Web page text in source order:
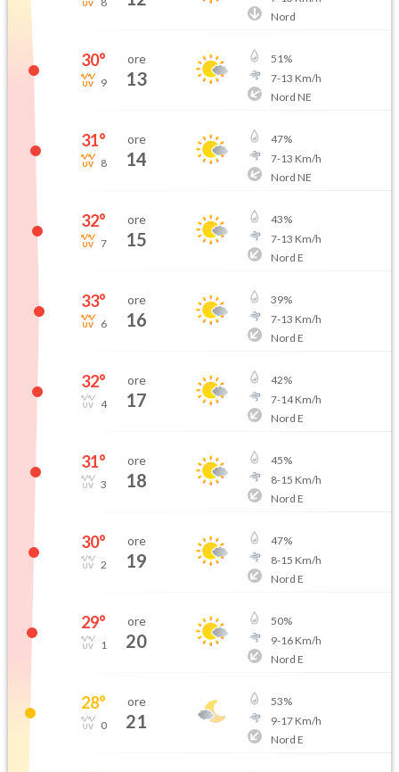
Nord
30°
9
ore
13
51%
7-13 Km/h
Nord NE
31°
8
ore
14
47%
7-13 Km/h
Nord NE
32°
7
ore
15
43%
7-13 Km/h
Nord E
33°
6
ore
16
39%
7-13 Km/h
Nord E
32°
4
ore
17
42%
7-14Km/h
Nord E
31°
3
ore
18
45%
8-15 Km/h
Nord E
30°
2
ore
19
47%
8-15 Km/h
Nord E
29°
1
ore
20
50%
9-16Km/h
Nord E
28°
0
ore
21
53%
9-17Km/h
Nord E